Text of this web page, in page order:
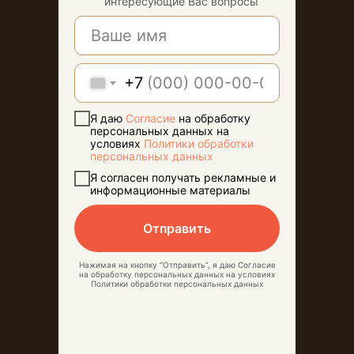
+7
Я даю Согласие на обработку
персональных данных на
условиях Политики обработки
персональных данных
Я согласен получать рекламные и
информационные материалы
Отправить
Нажимая на кнопку “Отправить”, я даю Согласие
на обработку персональных данных на условиях
Политики обработки персональных данных
Нелжа, через поворот на Ступино
На такси из Воронежа
≈ 2 000 руб.
На рейсовом автобусе
из Воронежа